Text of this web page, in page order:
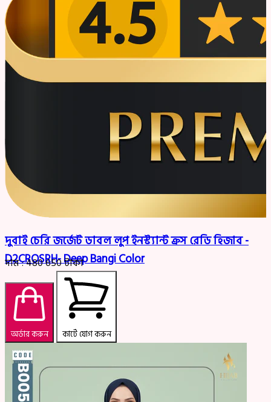
দুবাই চেরি জর্জেট ডাবল লুপ ইনস্ট্যান্ট ক্রস রেডি হিজাব -
D2CROSRH- Deep Bangi Color
দাম :480650টাকা
অর্ডার করুন কার্টে যোগ করুন